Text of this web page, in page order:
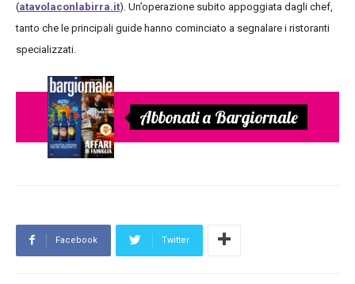
(atavolaconlabirra.it). Un’operazione subito appoggiata dagli chef,
tanto che le principali guide hanno cominciato a segnalare i ristoranti
specializzati.
Abbonati a Bargiornale
Facebook Twitter